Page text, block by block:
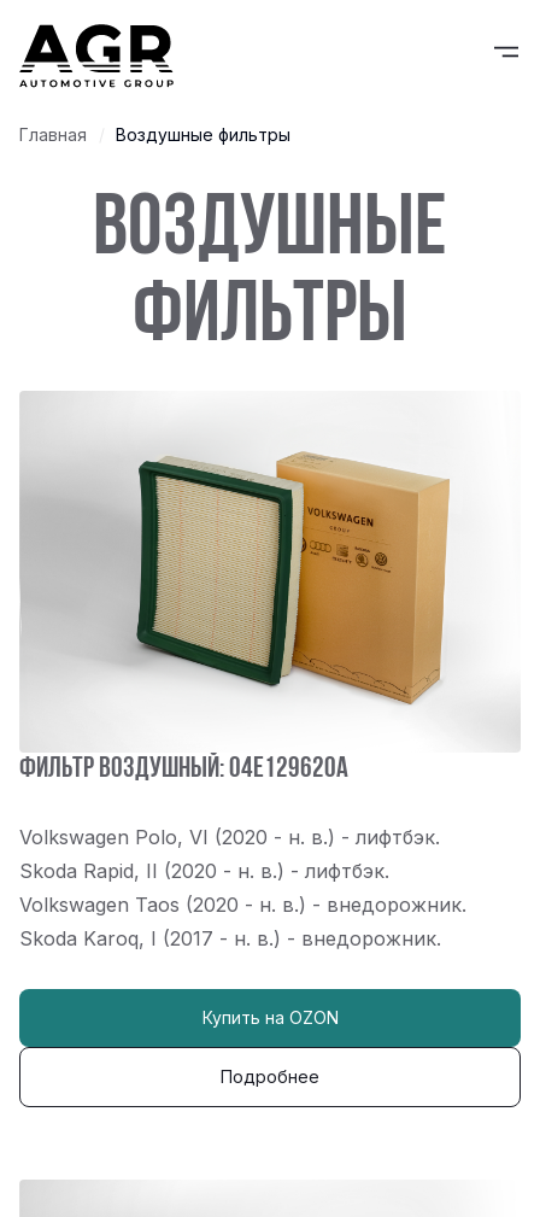
Главная Воздушные фильтры
воздушные
Фильтры
Фильтр воздушный: 04E129620A
Volkswagen Polo, VI (2020 - н. в.) - лифтбэк.
Skoda Rapid, II (2020 - н. в.) - лифтбэк.
Volkswagen Taos (2020 - н. в.) - внедорожник.
Skoda Karoq, I (2017 - н. в.) - внедорожник.
Купить на OZON
Подробнее